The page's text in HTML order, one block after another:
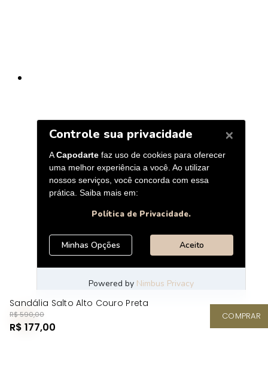
Sandália Salto Alto Couro Preta
R$ 590,00
R$ 177,00
COMPRAR